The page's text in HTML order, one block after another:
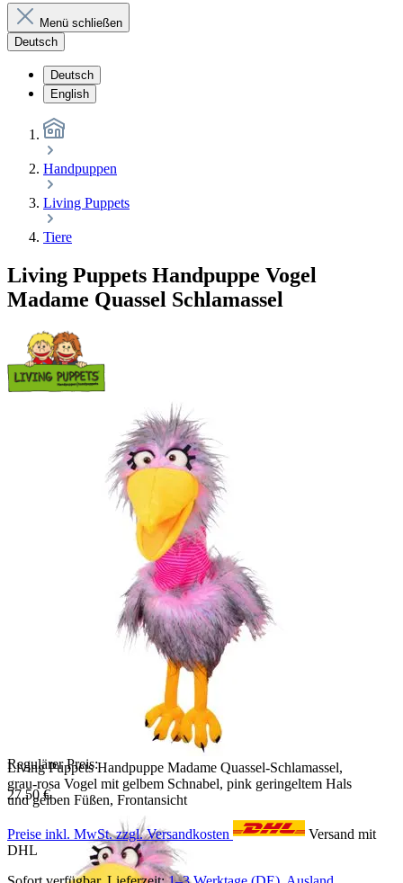
Menü schließen
Deutsch
Deutsch
English
Handpuppen
Living Puppets
Tiere
Living Puppets Handpuppe Vogel
Madame Quassel Schlamassel
Living Puppets Handpuppe Madame Quassel-Schlamassel,
grau-rosa Vogel mit gelbem Schnabel, pink geringeltem Hals
und gelben Füßen, Frontansicht
Regulärer Preis:
27,50 €
Preise inkl. MwSt. zzgl. Versandkosten
Versand mit
DHL